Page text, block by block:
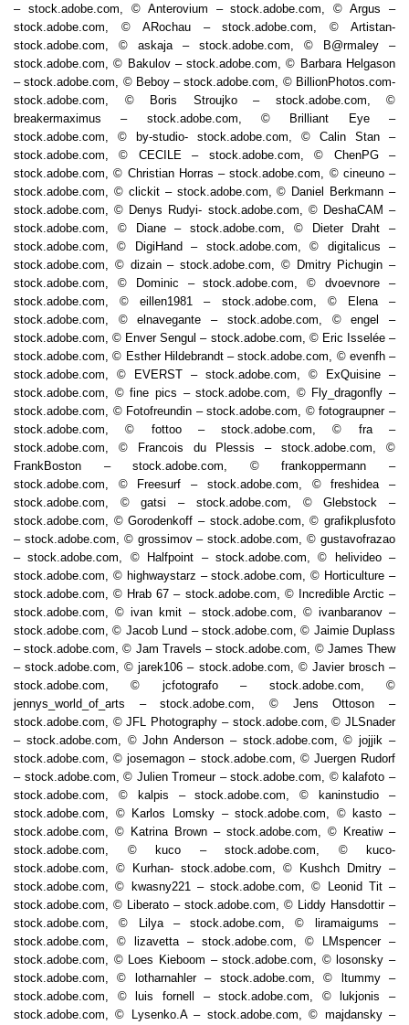
– stock.adobe.com, © Anterovium – stock.adobe.com, © Argus –
stock.adobe.com, © ARochau – stock.adobe.com, © Artistan-
stock.adobe.com, © askaja – stock.adobe.com, © B@rmaley –
stock.adobe.com, © Bakulov – stock.adobe.com, © Barbara Helgason
– stock.adobe.com, © Beboy – stock.adobe.com, © BillionPhotos.com-
stock.adobe.com, © Boris Stroujko – stock.adobe.com, ©
breakermaximus – stock.adobe.com, © Brilliant Eye –
stock.adobe.com, © by-studio- stock.adobe.com, © Calin Stan –
stock.adobe.com, © CECILE – stock.adobe.com, © ChenPG –
stock.adobe.com, © Christian Horras – stock.adobe.com, © cineuno –
stock.adobe.com, © clickit – stock.adobe.com, © Daniel Berkmann –
stock.adobe.com, © Denys Rudyi- stock.adobe.com, © DeshaCAM –
stock.adobe.com, © Diane – stock.adobe.com, © Dieter Draht –
stock.adobe.com, © DigiHand – stock.adobe.com, © digitalicus –
stock.adobe.com, © dizain – stock.adobe.com, © Dmitry Pichugin –
stock.adobe.com, © Dominic – stock.adobe.com, © dvoevnore –
stock.adobe.com, © eillen1981 – stock.adobe.com, © Elena –
stock.adobe.com, © elnavegante – stock.adobe.com, © engel –
stock.adobe.com, © Enver Sengul – stock.adobe.com, © Eric Isselée –
stock.adobe.com, © Esther Hildebrandt – stock.adobe.com, © evenfh –
stock.adobe.com, © EVERST – stock.adobe.com, © ExQuisine –
stock.adobe.com, © fine pics – stock.adobe.com, © Fly_dragonfly –
stock.adobe.com, © Fotofreundin – stock.adobe.com, © fotograupner –
stock.adobe.com, © fottoo – stock.adobe.com, © fra –
stock.adobe.com, © Francois du Plessis – stock.adobe.com, ©
FrankBoston – stock.adobe.com, © frankoppermann –
stock.adobe.com, © Freesurf – stock.adobe.com, © freshidea –
stock.adobe.com, © gatsi – stock.adobe.com, © Glebstock –
stock.adobe.com, © Gorodenkoff – stock.adobe.com, © grafikplusfoto
– stock.adobe.com, © grossimov – stock.adobe.com, © gustavofrazao
– stock.adobe.com, © Halfpoint – stock.adobe.com, © helivideo –
stock.adobe.com, © highwaystarz – stock.adobe.com, © Horticulture –
stock.adobe.com, © Hrab 67 – stock.adobe.com, © Incredible Arctic –
stock.adobe.com, © ivan kmit – stock.adobe.com, © ivanbaranov –
stock.adobe.com, © Jacob Lund – stock.adobe.com, © Jaimie Duplass
– stock.adobe.com, © Jam Travels – stock.adobe.com, © James Thew
– stock.adobe.com, © jarek106 – stock.adobe.com, © Javier brosch –
stock.adobe.com, © jcfotografo – stock.adobe.com, ©
jennys_world_of_arts – stock.adobe.com, © Jens Ottoson –
stock.adobe.com, © JFL Photography – stock.adobe.com, © JLSnader
– stock.adobe.com, © John Anderson – stock.adobe.com, © jojjik –
stock.adobe.com, © josemagon – stock.adobe.com, © Juergen Rudorf
– stock.adobe.com, © Julien Tromeur – stock.adobe.com, © kalafoto –
stock.adobe.com, © kalpis – stock.adobe.com, © kaninstudio –
stock.adobe.com, © Karlos Lomsky – stock.adobe.com, © kasto –
stock.adobe.com, © Katrina Brown – stock.adobe.com, © Kreatiw –
stock.adobe.com, © kuco – stock.adobe.com, © kuco-
stock.adobe.com, © Kurhan- stock.adobe.com, © Kushch Dmitry –
stock.adobe.com, © kwasny221 – stock.adobe.com, © Leonid Tit –
stock.adobe.com, © Liberato – stock.adobe.com, © Liddy Hansdottir –
stock.adobe.com, © Lilya – stock.adobe.com, © liramaigums –
stock.adobe.com, © lizavetta – stock.adobe.com, © LMspencer –
stock.adobe.com, © Loes Kieboom – stock.adobe.com, © losonsky –
stock.adobe.com, © lotharnahler – stock.adobe.com, © ltummy –
stock.adobe.com, © luis fornell – stock.adobe.com, © lukjonis –
stock.adobe.com, © Lysenko.A – stock.adobe.com, © majdansky –